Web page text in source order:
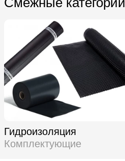
Гидроизоляция
Комплектующие